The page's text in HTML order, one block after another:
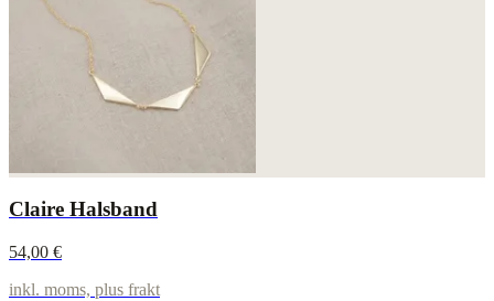
Claire Halsband
54,00 €
inkl. moms, plus frakt